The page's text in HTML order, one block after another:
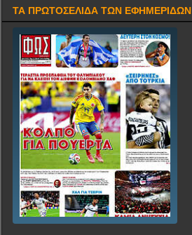
ΤΑ ΠΡΩΤΟΣΕΛΙΔΑ ΤΩΝ ΕΦΗΜΕΡΙΔΩΝ